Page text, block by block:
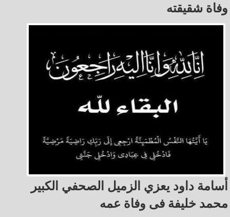
وفاة شقيقته
أسامة داود يعزي الزميل الصحفي الكبير
محمد خليفة فى وفاة عمه